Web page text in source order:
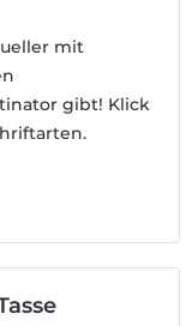
mit
gibt! Klick